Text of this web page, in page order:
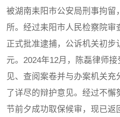
被湖南耒阳市公安局刑事拘留
所。经过耒阳市人民检察院审
正式批准逮捕，公诉机关初步
元。2024年12月，陈磊律师
见、查阅案卷并与办案机关
了详尽的辩护意见。经过不懈
节前夕成功取保候审，现已返